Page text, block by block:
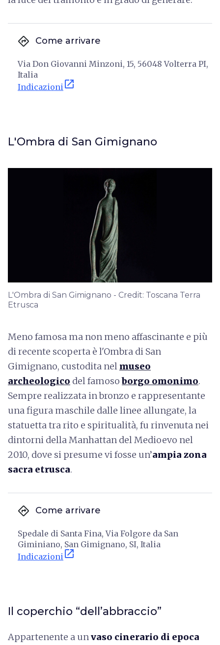
directions Come arrivare
Via Don Giovanni Minzoni, 15, 56048 Volterra PI,
Italia
Indicazioni open_in_new
L'Ombra di San Gimignano
L'Ombra di San Gimignano - Credit: Toscana Terra
Etrusca
Meno famosa ma non meno affascinante e più
di recente scoperta è l'Ombra di San
Gimignano, custodita nel museo
archeologico del famosoborgo omonimo.
Sempre realizzata in bronzo e rappresentante
una figura maschile dalle linee allungate, la
statuetta tra rito e spiritualità, fu rinvenuta nei
dintorni della Manhattan del Medioevo nel
2010, dove si presume vi fosse un’ampia zona
sacra etrusca.
directions Come arrivare
Spedale di Santa Fina, Via Folgore da San
Giminiano, San Gimignano, SI, Italia
Indicazioni open_in_new
Il coperchio “dell’abbraccio”
Appartenente a unvaso cinerario di epoca